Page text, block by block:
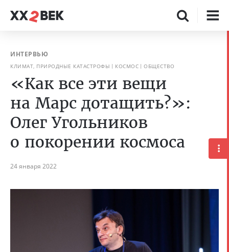
ИНТЕРВЬЮ
КЛИМАТ, ПРИРОДНЫЕ КАТАСТРОФЫ КОСМОС ОБЩЕСТВО
«Как все эти вещи
на Марс дотащить?»:
Олег Угольников
о покорении космоса
24 января 2022